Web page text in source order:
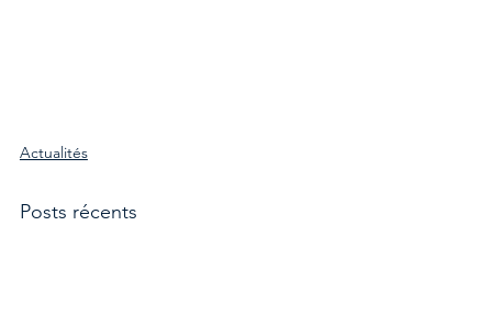
Actualités
Posts récents